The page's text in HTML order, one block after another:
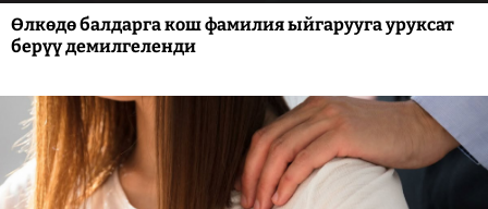
Өлкөдө балдарга кош фамилия ыйгарууга уруксат
берүү демилгеленди